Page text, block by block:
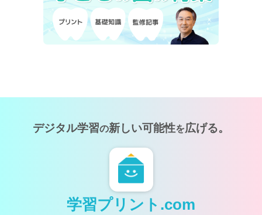
デジタル学習の新しい可能性を広げる。
学習プリント.com